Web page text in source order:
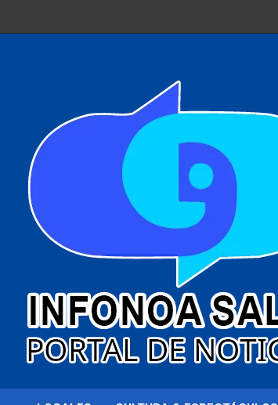
Infonoa Salta